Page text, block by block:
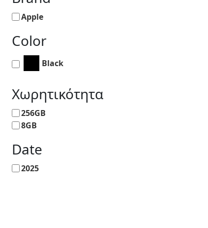
Apple
Color
Black
Χωρητικότητα
256GB
8GB
Date
2025